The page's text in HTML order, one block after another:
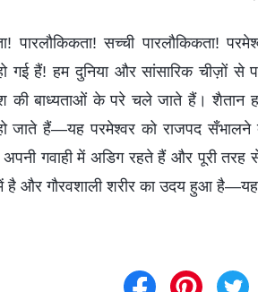
पारलौकिकता! सच्ची पारलौकिकता!
गई हैं! हम दुनिया और सांसारिक चीज़ों से
की बाध्यताओं के परे चले जाते हैं। शैतान
जाते हैं—यह परमेश्वर को राजपद
अपनी गवाही में अडिग रहते हैं और पूरी
में है और गौरवशाली शरीर का उदय हुआ